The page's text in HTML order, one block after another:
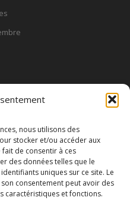
nous utilisons des
stocker et/ou accéder aux
de consentir à ces
des données telles que le
uniques sur ce site. Le
consentement peut avoir des
caractéristiques et fonctions.
sacs et bâtons
du parcours